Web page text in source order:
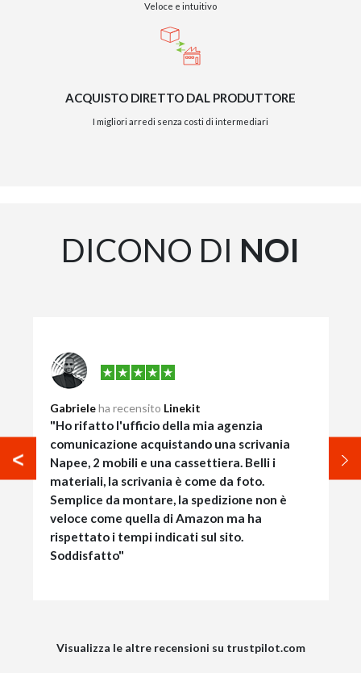
GIANO WOOD –
Veloce e intuitivo
ACQUISTO DIRETTO DAL PRODUTTORE
I migliori arredi senza costi di intermediari
DICONO DI NOI
Gabrieleha recensito Linekit
"Ho rifatto l'ufficio della mia agenzia
comunicazione acquistando una scrivania
Napee, 2 mobili e una cassettiera. Belli i
materiali, la scrivania è come da foto.
Semplice da montare, la spedizione non è
veloce come quella di Amazon ma ha
rispettato i tempi indicati sul sito.
Soddisfatto"
Visualizza le altre recensioni su trustpilot.com